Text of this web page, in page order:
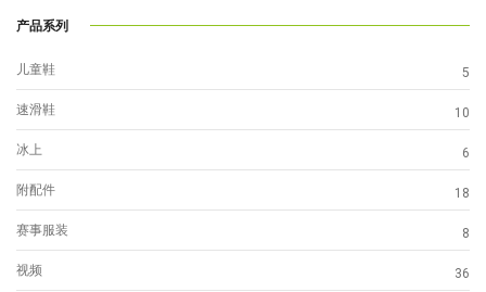
产品系列
儿童鞋 5
速滑鞋 10
冰上 6
附配件 18
赛事服装 8
视频 36